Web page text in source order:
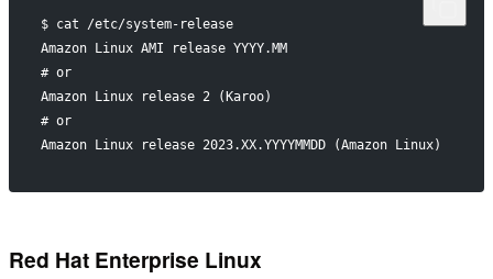
$ cat /etc/system-release
Amazon Linux AMI release YYYY.MM
# or
Amazon Linux release 2 (Karoo)
# or
Amazon Linux release 2023.XX.YYYYMMDD (Amazon Linux)
Red Hat Enterprise Linux